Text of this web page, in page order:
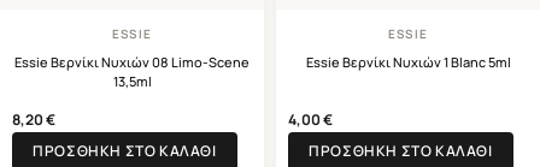
ESSIE
Essie Βερνίκι Νυχιών 08 Limo-Scene
13,5ml
8,20€
ΠΡΟΣΘΉΚΗ ΣΤΟ ΚΑΛΆΘΙ
ESSIE
Essie Βερνίκι Νυχιών 1 Blanc 5ml
4,00€
ΠΡΟΣΘΉΚΗ ΣΤΟ ΚΑΛΆΘΙ